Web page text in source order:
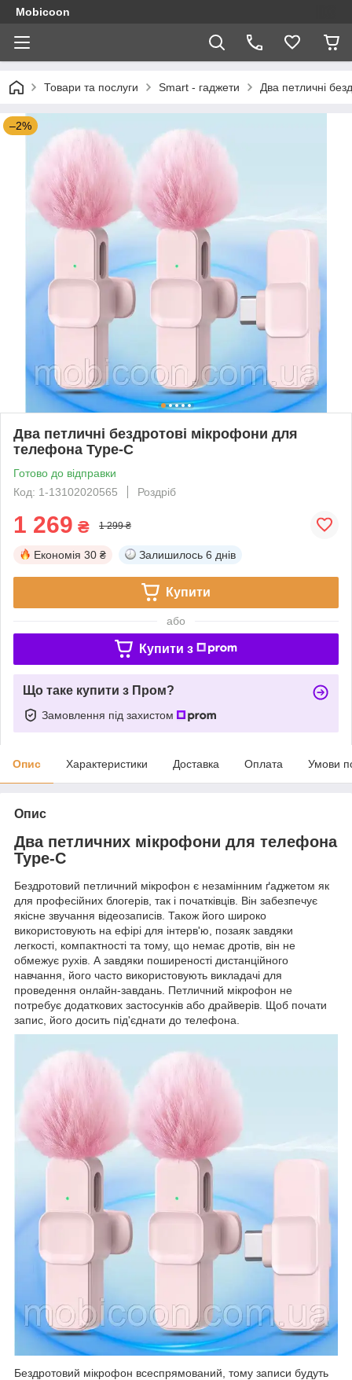
Mobicoon
Товари та послуги Smart - гаджети Два петличні
–2%
Два петличні бездротові мікрофони для
телефона Type-C
Готово до відправки
Код: 1-13102020565
Роздріб
1 269 ₴ 1 299 ₴
Економія 30 ₴ Залишилось 6 днів
Купити
або
Купити з
Що таке купити з Пром?
Замовлення під захистом
Опис Характеристики Доставка Оплата Умови
Опис
Два петличних мікрофони для телефона
Type-C
Бездротовий петличний мікрофон є незамінним ґаджетом як
для професійних блогерів, так і початківців. Він забезпечує
якісне звучання відеозаписів. Також його широко
використовують на ефірі для інтерв'ю, позаяк завдяки
легкості, компактності та тому, що немає дротів, він не
обмежує рухів. А завдяки поширеності дистанційного
навчання, його часто використовують викладачі для
проведення онлайн-завдань. Петличний мікрофон не
потребує додаткових застосунків або драйверів. Щоб почати
запис, його досить під'єднати до телефона.
Бездротовий мікрофон всеспрямований, тому записи будуть